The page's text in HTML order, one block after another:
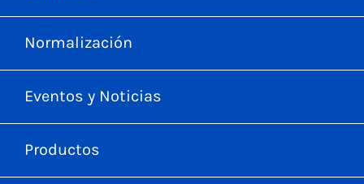
Normalización
Eventos y Noticias
Productos